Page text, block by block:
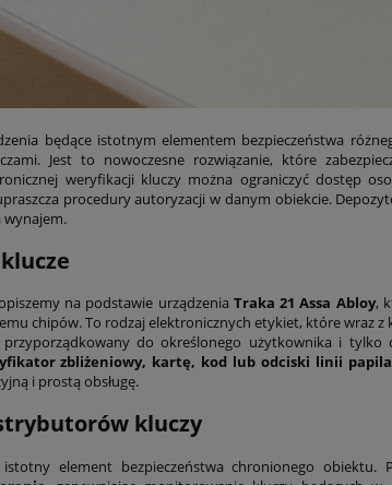
będące istotnym elementem bezpieczeństwa
Jest to nowoczesne rozwiązanie, które
weryfikacji kluczy można ograniczyć dostęp
procedury autoryzacji w danym obiekcie.
wynajem.
na podstawie urządzenia Traka 21 Assa Abloy,
chipów. To rodzaj elektronicznych etykiet, które wraz z
do określonego użytkownika i
zbliżeniowy, kartę, kod lub odciski linii
i prostą obsługę.
kluczy
element bezpieczeństwa chronionego obiektu.